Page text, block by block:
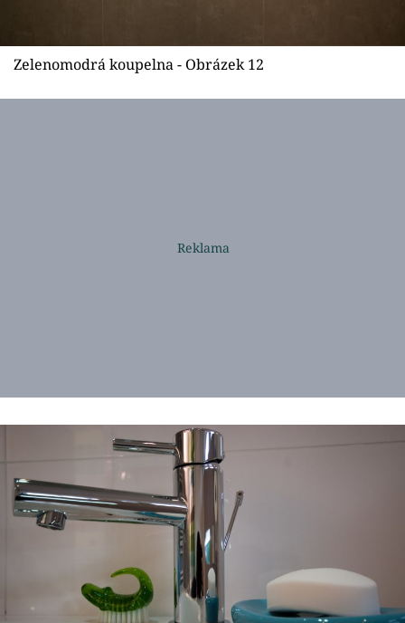
Zelenomodrá koupelna - Obrázek 12